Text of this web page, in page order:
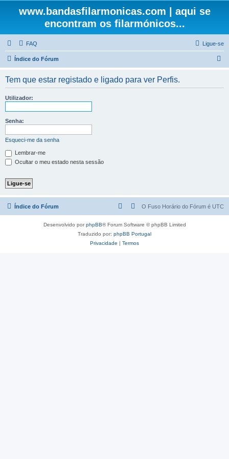
www.bandasfilarmonicas.com | aqui se
encontram os filarmónicos...
FAQ Ligue-se
Índice do Fórum
Tem que estar registado e ligado para ver Perfis.
Utilizador:
Senha:
Esqueci-me da senha
Lembrar-me
Ocultar o meu estado nesta sessão
Índice do Fórum O Fuso Horário do Fórum é UTC
Desenvolvido porphpBB® Forum Software © phpBB Limited
Traduzido por: phpBB Portugal
Privacidade | Termos